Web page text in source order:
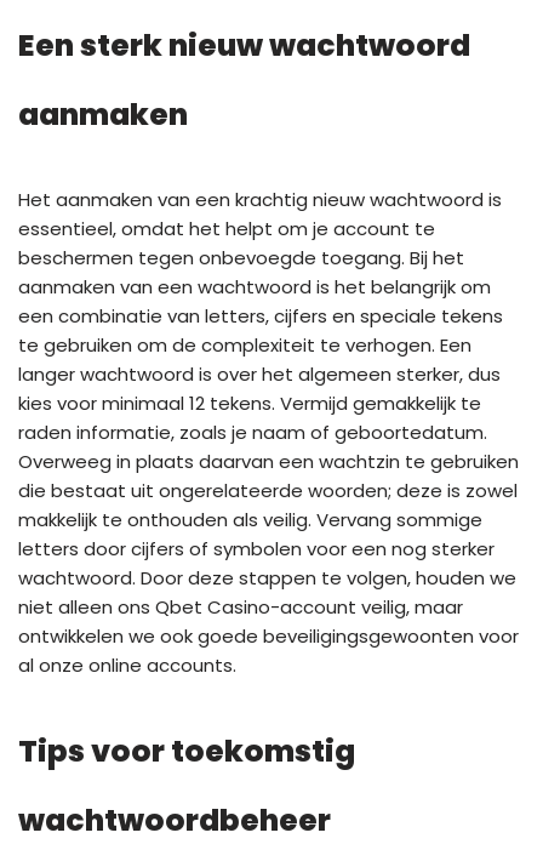
Een sterk nieuw wachtwoord
aanmaken
Het aanmaken van een krachtig nieuw wachtwoord is
essentieel, omdat het helpt om je account te
beschermen tegen onbevoegde toegang. Bij het
aanmaken van een wachtwoord is het belangrijk om
een combinatie van letters, cijfers en speciale tekens
te gebruiken om de complexiteit te verhogen. Een
langer wachtwoord is over het algemeen sterker, dus
kies voor minimaal 12 tekens. Vermijd gemakkelijk te
raden informatie, zoals je naam of geboortedatum.
Overweeg in plaats daarvan een wachtzin te gebruiken
die bestaat uit ongerelateerde woorden; deze is zowel
makkelijk te onthouden als veilig. Vervang sommige
letters door cijfers of symbolen voor een nog sterker
wachtwoord. Door deze stappen te volgen, houden we
niet alleen ons Qbet Casino-account veilig, maar
ontwikkelen we ook goede beveiligingsgewoonten voor
al onze online accounts.
Tips voor toekomstig
wachtwoordbeheer